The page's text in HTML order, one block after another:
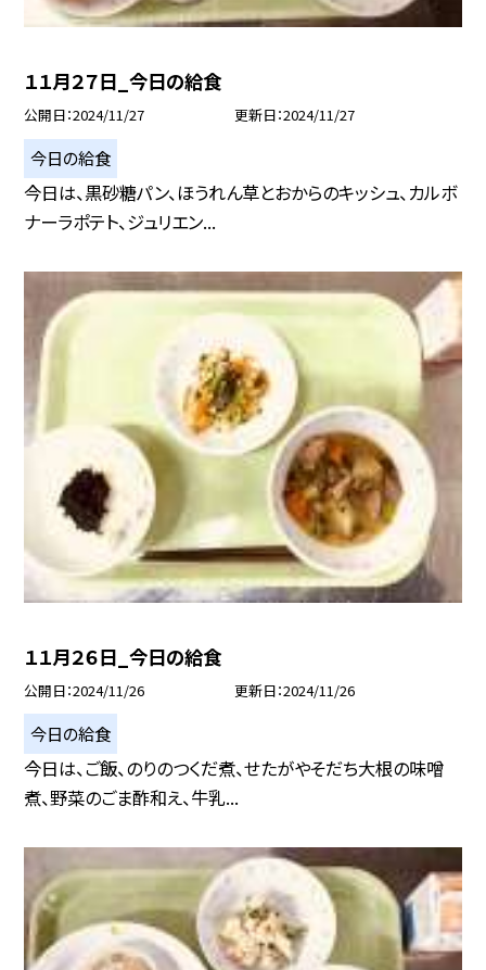
１１月２７日_今日の給食
公開日 2024/11/27 更新日 2024/11/27
今日の給食
今日は、黒砂糖パン、ほうれん草とおからのキッシュ、カルボ
ナーラポテト、ジュリエン...
１１月２６日_今日の給食
公開日 2024/11/26 更新日 2024/11/26
今日の給食
今日は、ご飯、のりのつくだ煮、せたがやそだち大根の味噌
煮、野菜のごま酢和え、牛乳...